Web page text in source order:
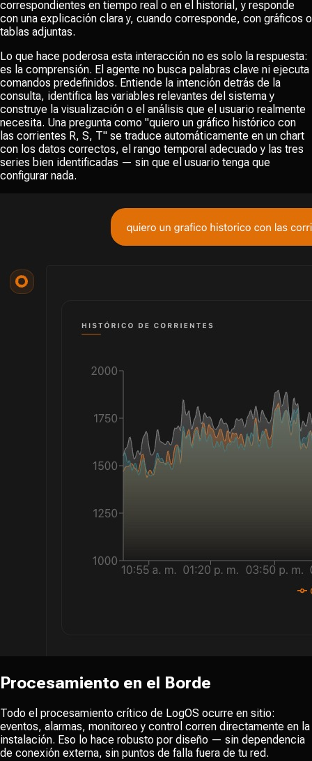
correspondientes en tiempo real o en el historial, y responde
con una explicación clara y, cuando corresponde, con gráficos o
tablas adjuntas.
Lo que hace poderosa esta interacción no es solo la respuesta:
es la comprensión. El agente no busca palabras clave ni ejecuta
comandos predefinidos. Entiende la intención detrás de la
consulta, identifica las variables relevantes del sistema y
construye la visualización o el análisis que el usuario realmente
necesita. Una pregunta como "quiero un gráfico histórico con
las corrientes R, S, T" se traduce automáticamente en un chart
con los datos correctos, el rango temporal adecuado y las tres
series bien identificadas — sin que el usuario tenga que
configurar nada.
Procesamiento en el Borde
Todo el procesamiento crítico de LogOS ocurre en sitio:
eventos, alarmas, monitoreo y control corren directamente en la
instalación. Eso lo hace robusto por diseño — sin dependencia
de conexión externa, sin puntos de falla fuera de tu red.